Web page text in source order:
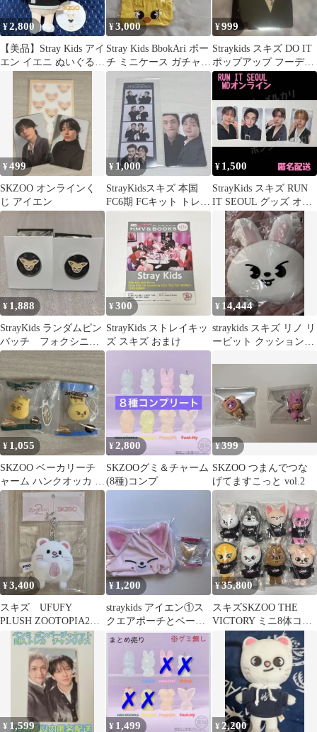
¥2,800
【美品】Stray Kids アイ
エン イエニ ぬいぐるみ
大 SKZOO
¥3,000
Stray Kids BbokAri ポー
チ ミニケース ガチャガ
チャ セット
¥999
Straykids スキズ DO IT
ポップアップ フーディ
リノ
¥499
SKZOO オンラインく
じ アイエン
¥ 1,000
StrayKidsスキズ 本国
FC6期 FCキット トレカ
¥ 1,500
StrayKids スキズ RUN
IT SEOUL グッズ オン
ライン トレカ
¥ 1,888
StrayKids ランダムピン
バッチ フォクシニ
ー アイエン SKZOO
¥300
StrayKids ストレイキッ
ズ スキズ おまけ
¥ 14,444
straykids スキズ リノ リ
ービット クッション
¥ 1,055
SKZOO ベーカリーチ
ャーム ハンクオッカ リ
ビット
¥2,800
SKZOOグミ＆チャーム
(8種)コンプ
¥399
SKZOO つまんでつな
げてますこっと vol.2
¥3,400
スキズ UFUFY
PLUSH ZOOTOPIA2
SKZOO ジニレット
¥1,200
straykids アイエン①ス
クエアポーチとベーカ
リーチャーム
¥35,800
スキズSKZOO THE
VICTORY ミニ8体コン
プセット
¥ 1,599 ¥ 1,499 ¥ 2,200